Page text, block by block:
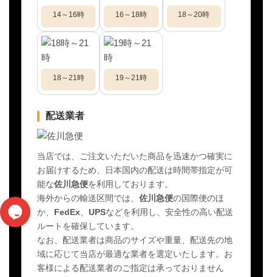
14～16時 16～18時 18～20時
18～21時 19～21時
配送業者
当店では、ご注文いただいた商品を迅速かつ確実に
お届けするため、日本国内の配送は時間帯指定が可
能な佐川急便を利用しております。
海外からの輸送区間では、 佐川急便の国際便のほ
か、 FedEx UPSなどを利用し、安全性の高い配送
ルートを確保しています。
なお、配送業者は商品のサイズや重量、配送先の地
域に応じて当店が最適な業者を選定いたします。お
客様による配送業者のご指定は承っておりません